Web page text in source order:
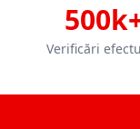
Verificări